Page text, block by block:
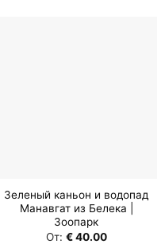
Зеленый каньон и водопад
Манавгат из Белека |
Зоопарк
От: €40.00